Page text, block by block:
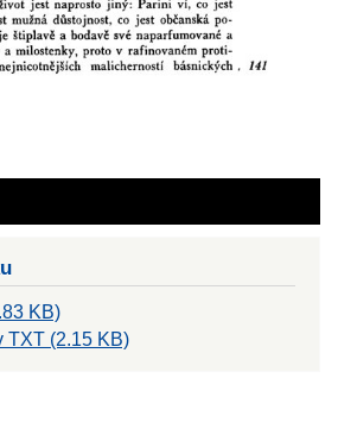
KB)
TXT (2.15 KB)